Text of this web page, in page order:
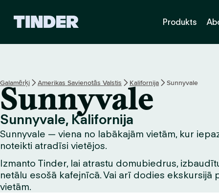
s
ā
k
u
m
l
a
a
Produkts
Galamērķi Amerikas Savienotās Valstis Kalifornija Sunnyvale
Sunnyvale
Sunnyvale, Kalifornija
Sunnyvale — viena no labākajām vietām, kur
noteikti atradīsi vietējos.
Izmanto Tinder, lai atrastu domubiedrus,
netālu esošā kafejnīcā. Vai arī dodies ekskursijā
vietām.